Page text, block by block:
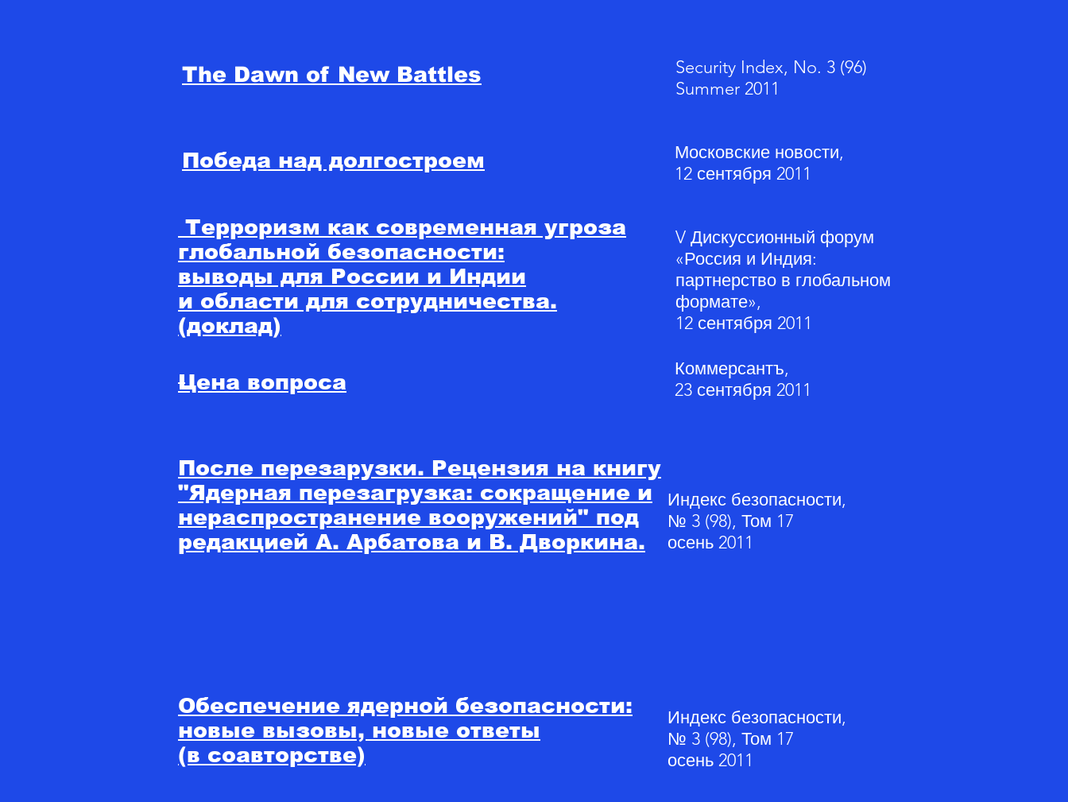
The Dawn of New Battles
Security Index, No. 3 (96)
Summer 2011
Победа над долгостроем
Московские новости,
12 сентября 2011
Терроризм как современная угроза
глобальной безопасности:
выводы для России и Индии
и области для сотрудничества.
(доклад)
V Дискуссионный форум
«Россия и Индия:
партнерство в глобальном
формате»,
12 сентября 2011
Цена вопроса
Коммерсантъ,
23 сентября 2011
После перезарузки. Рецензия на книгу
"Ядерная перезагрузка: сокращение и
нераспространение вооружений" под
редакцией А. Арбатова и В. Дворкина.
Индекс безопасности,
№ 3 (98), Том 17
осень 2011
Обеспечение ядерной безопасности:
новые вызовы, новые ответы
(в соавторстве)
Индекс безопасности,
№ 3 (98), Том 17
осень 2011